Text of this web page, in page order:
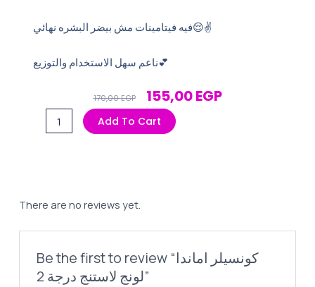
ناعم سهل الاستخدام والتوزيع💕
170,00EGP Original
Price
Was:
155,00EGPCurrent
2
Add To Cart
There are no reviews yet.
Be the first to review “كونسيلر اماندا
لونج لاستنج درجة 2”